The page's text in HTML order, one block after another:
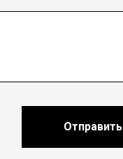
Отправить